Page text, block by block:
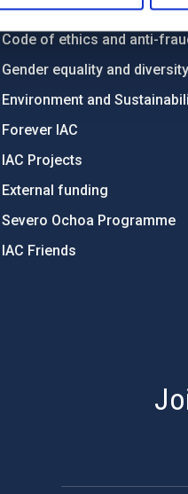
Transparency
Code of ethics and anti-
Gender equality and diversity
Environment and
Forever IAC
IAC Projects
External funding
Severo Ochoa Programme
IAC Friends